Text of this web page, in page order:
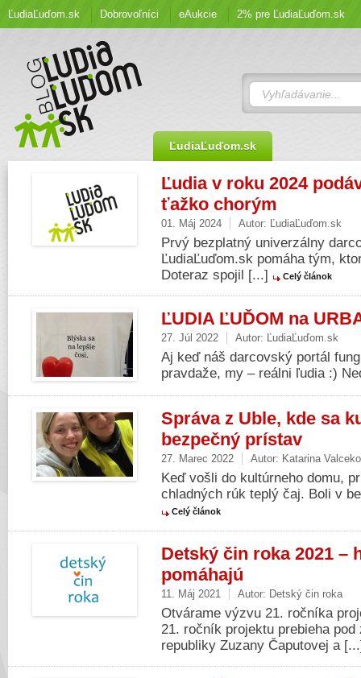
ĽudiaĽuďom.sk Dobrovoľníci eAukcie 2% pre ĽudiaĽuďom.sk
ĽudiaĽuďom.sk
Ľudia v roku 2024
ťažko chorým
01. Máj 2024 Autor: ĽudiaĽuďom.sk
Prvý bezplatný univerzálny
ĽudiaĽuďom.sk pomáha tým,
Doteraz spojil [...]
Celý článok
ĽUDIA ĽUĎOM na
27. Júl 2022 Autor: ĽudiaĽuďom.sk
Aj keď náš darcovský portál
pravdaže, my – reálni ľudia :)
Správa z Uble, kde sa
bezpečný prístav
27. Marec 2022 Autor: Katarina
Keď vošli do kultúrneho domu,
chladných rúk teplý čaj. Boli v
Celý článok
Detský čin roka 2021 –
pomáhajú
11. Máj 2021 Autor: Detský čin roka
Otvárame výzvu 21. ročníka
21. ročník projektu prebieha
republiky Zuzany Čaputovej a